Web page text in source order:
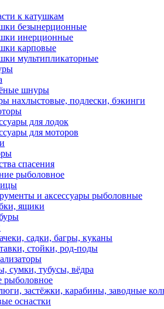
к катушкам
безынерционные
инерционные
карповые
мультипликаторные
шнуры
нахлыстовые, подлески, бэкинги
для лодок
для моторов
спасения
рыболовное
и аксессуары рыболовные
ящики
садки, багры, куканы
стойки, род-поды
сумки, тубусы, вёдра
рыболовное
застёжки, карабины, заводные
оснастки